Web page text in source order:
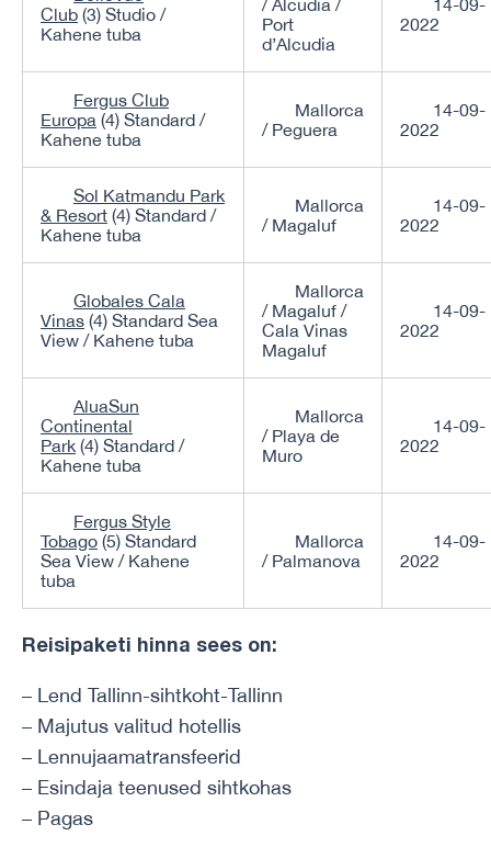
Club (3) Studio /
Kahene tuba
/ Alcudia /
Port
d’Alcudia
14-09-
2022
Fergus Club
Europa (4) Standard /
Kahene tuba
Mallorca
/ Peguera
14-09-
2022
Sol Katmandu Park
& Resort (4) Standard /
Kahene tuba
Mallorca
/ Magaluf
14-09-
2022
Globales Cala
Vinas (4) Standard Sea
View / Kahene tuba
Mallorca
/ Magaluf /
Cala Vinas
Magaluf
14-09-
2022
AluaSun
Continental
Park (4) Standard /
Kahene tuba
Mallorca
/ Playa de
Muro
14-09-
2022
Fergus Style
Tobago (5) Standard
Sea View / Kahene
tuba
Mallorca
/ Palmanova
14-09-
2022
Reisipaketi hinna sees on:
– Lend Tallinn-sihtkoht-Tallinn
– Majutus valitud hotellis
– Lennujaamatransfeerid
– Esindaja teenused sihtkohas
– Pagas